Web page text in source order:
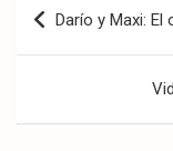
de
Darío y Maxi: